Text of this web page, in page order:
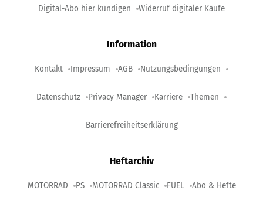
Digital-Abo hier kündigen Widerruf digitaler Käufe
Information
Kontakt Impressum AGB Nutzungsbedingungen
Datenschutz Privacy Manager Karriere Themen
Barrierefreiheitserklärung
Heftarchiv
MOTORRAD PS MOTORRAD Classic FUEL Abo & Hefte